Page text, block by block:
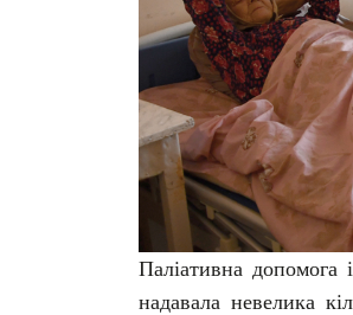
Паліативна допомога
надавала невелика